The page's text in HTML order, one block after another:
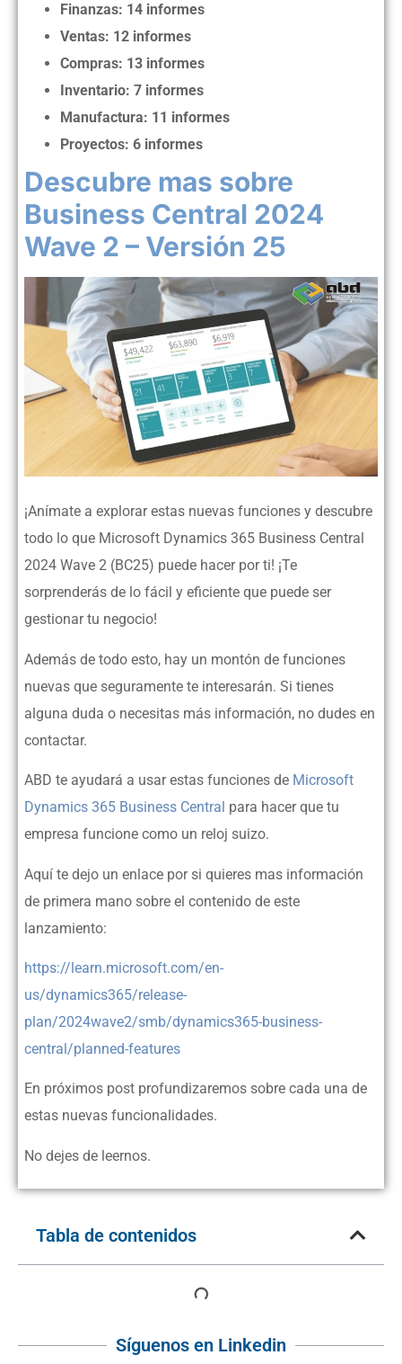
Finanzas: 14 informes
Ventas: 12 informes
Compras: 13 informes
Inventario: 7 informes
Manufactura: 11 informes
Proyectos: 6 informes
Descubre mas sobre
Business Central 2024
Wave 2 – Versión 25
¡Anímate a explorar estas nuevas funciones y descubre
todo lo que Microsoft Dynamics 365 Business Central
2024 Wave 2 (BC25) puede hacer por ti! ¡Te
sorprenderás de lo fácil y eficiente que puede ser
gestionar tu negocio!
Además de todo esto, hay un montón de funciones
nuevas que seguramente te interesarán. Si tienes
alguna duda o necesitas más información, no dudes en
contactar.
ABD te ayudará a usar estas funciones de Microsoft
Dynamics 365 Business Central para hacer que tu
empresa funcione como un reloj suizo.
Aquí te dejo un enlace por si quieres mas información
de primera mano sobre el contenido de este
lanzamiento:
https://learn.microsoft.com/en-
us/dynamics365/release-
plan/2024wave2/smb/dynamics365-business-
central/planned-features
En próximos post profundizaremos sobre cada una de
estas nuevas funcionalidades.
No dejes de leernos.
Tabla de contenidos
Síguenos en Linkedin